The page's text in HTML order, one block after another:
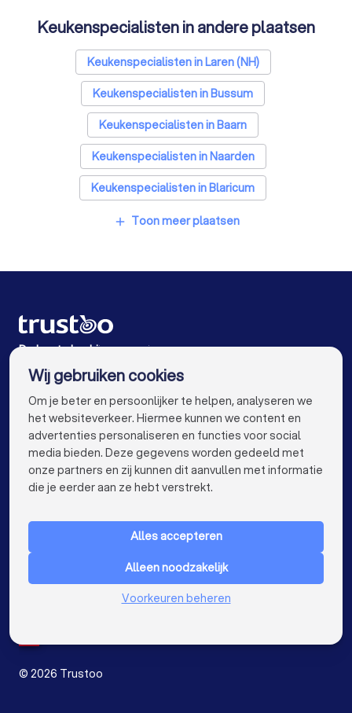
Opslagruimtes in Hilversum
Metselaars in Hilversum
Keukenspecialisten in andere plaatsen
Keukenspecialisten in Laren (NH)
Keukenspecialisten in Bussum
Keukenspecialisten in Baarn
Keukenspecialisten in Naarden
Keukenspecialisten in Blaricum
Keukenspecialisten in Soest
Keukenspecialisten in Loenen aan de Vecht
Keukenspecialisten in Bilthoven
Keukenspecialisten in Amsterdam
Keukenspecialisten in Rotterdam
Keukenspecialisten in Den Haag
Keukenspecialisten in Utrecht
Keukenspecialisten in Tilburg
Keukenspecialisten in Groningen
Keukenspecialisten in Almere
add Toon meer plaatsen
De beste bedrijven voor jou
VOOR PARTICULIEREN keyboard_arrow_down
Nederland
© 2026 Trustoo
Wij gebruiken cookies
Om je beter en persoonlijker te helpen, analyseren we
het websiteverkeer. Hiermee kunnen we content en
advertenties personaliseren en functies voor social
media bieden. Deze gegevens worden gedeeld met
onze partners en zij kunnen dit aanvullen met informatie
die je eerder aan ze hebt verstrekt.
Alles accepteren
Alleen noodzakelijk
Voorkeuren beheren